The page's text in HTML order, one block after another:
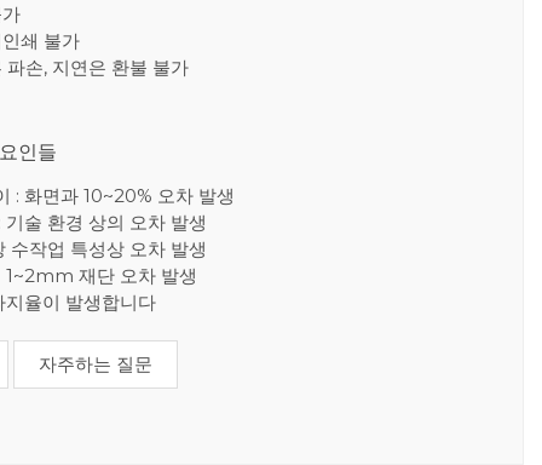
쇄 불가
손, 지연은 환불 불가
인들
: 화면과 10~20% 오차 발생
술 환경 상의 오차 발생
수작업 특성상 오차 발생
1~2mm 재단 오차 발생
율이 발생합니다
자주하는 질문